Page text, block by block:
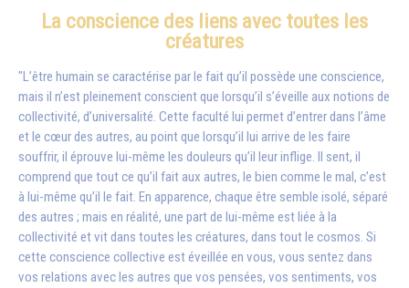
La conscience des liens avec toutes les
créatures
"L’être humain se caractérise par le fait qu’il possède une conscience,
mais il n’est pleinement conscient que lorsqu’il s’éveille aux notions de
collectivité, d’universalité. Cette faculté lui permet d’entrer dans l’âme
et le cœur des autres, au point que lorsqu’il lui arrive de les faire
souffrir, il éprouve lui-même les douleurs qu’il leur inflige. Il sent, il
comprend que tout ce qu’il fait aux autres, le bien comme le mal, c’est
à lui-même qu’il le fait. En apparence, chaque être semble isolé, séparé
des autres ; mais en réalité, une part de lui-même est liée à la
collectivité et vit dans toutes les créatures, dans tout le cosmos. Si
cette conscience collective est éveillée en vous, vous sentez dans
vos relations avec les autres que vos pensées, vos sentiments, vos